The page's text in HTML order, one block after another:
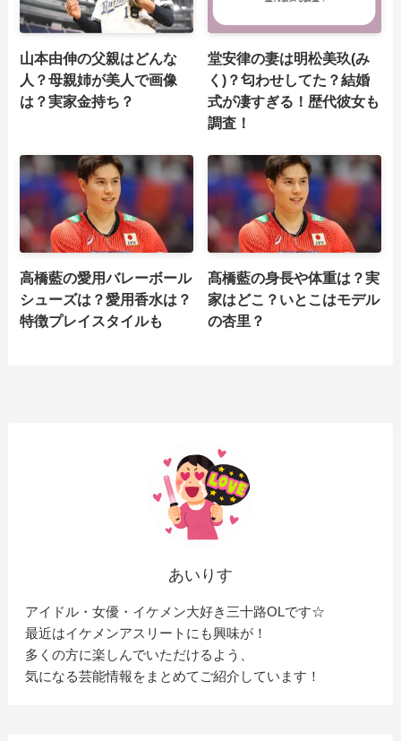
山本由伸の父親はどんな
人？母親姉が美人で画像
は？実家金持ち？
堂安律の妻は明松美玖(み
く)？匂わせしてた？結婚
式が凄すぎる！歴代彼女も
調査！
高橋藍の愛用バレーボール
シューズは？愛用香水は？
特徴プレイスタイルも
髙橋藍の身長や体重は？実
家はどこ？いとこはモデル
の杏里？
あいりす
アイドル・女優・イケメン大好き三十路OLです☆
最近はイケメンアスリートにも興味が！
多くの方に楽しんでいただけるよう、
気になる芸能情報をまとめてご紹介しています！